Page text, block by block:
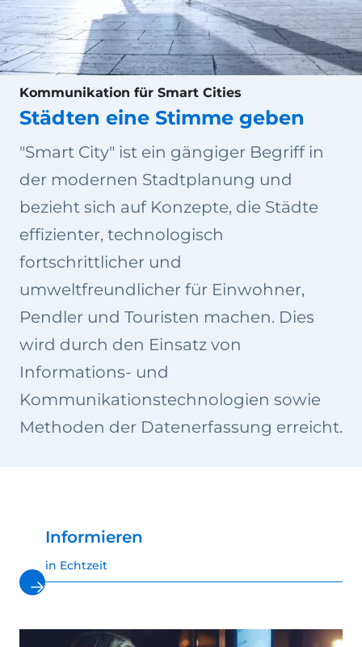
Kommunikation für Smart Cities
Städten eine Stimme geben
"Smart City" ist ein gängiger Begriff in
der modernen Stadtplanung und
bezieht sich auf Konzepte, die Städte
effizienter, technologisch
fortschrittlicher und
umweltfreundlicher für Einwohner,
Pendler und Touristen machen. Dies
wird durch den Einsatz von
Informations- und
Kommunikationstechnologien sowie
Methoden der Datenerfassung erreicht.
Informieren
in Echtzeit